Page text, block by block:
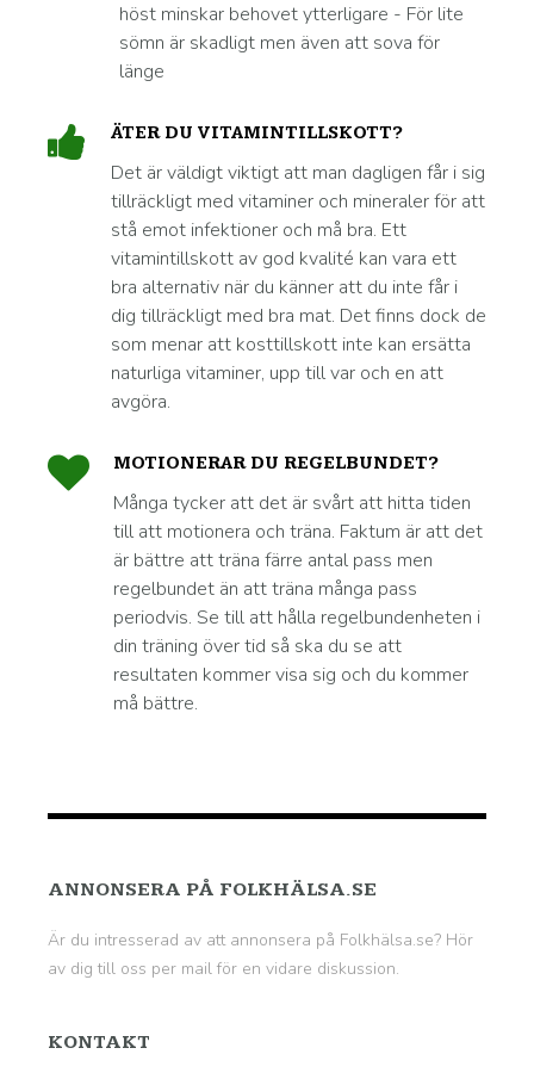
höst minskar behovet ytterligare - För lite
sömn är skadligt men även att sova för
länge
ÄTER DU VITAMINTILLSKOTT?
Det är väldigt viktigt att man dagligen får i sig
tillräckligt med vitaminer och mineraler för att
stå emot infektioner och må bra. Ett
vitamintillskott av god kvalité kan vara ett
bra alternativ när du känner att du inte får i
dig tillräckligt med bra mat. Det finns dock de
som menar att kosttillskott inte kan ersätta
naturliga vitaminer, upp till var och en att
avgöra.
MOTIONERAR DU REGELBUNDET?
Många tycker att det är svårt att hitta tiden
till att motionera och träna. Faktum är att det
är bättre att träna färre antal pass men
regelbundet än att träna många pass
periodvis. Se till att hålla regelbundenheten i
din träning över tid så ska du se att
resultaten kommer visa sig och du kommer
må bättre.
ANNONSERA PÅ FOLKHÄLSA.SE
Är du intresserad av att annonsera på Folkhälsa.se? Hör
av dig till oss per mail för en vidare diskussion.
KONTAKT